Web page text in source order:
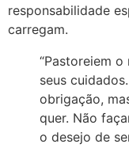
responsabilidade
carregam.
“Pastoreiem
seus
obrigação,
quer. Não
o desejo de